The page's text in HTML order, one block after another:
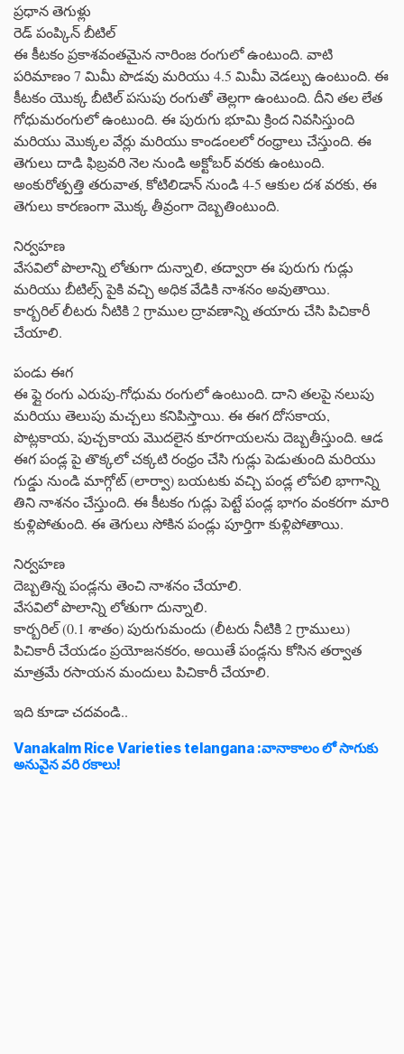
ప్రధాన తెగుళ్లు
రెడ్ పంప్కిన్ బీటిల్
ఈ కీటకం ప్రకాశవంతమైన నారింజ రంగులో ఉంటుంది. వాటి
పరిమాణం 7 మిమీ పొడవు మరియు 4.5 మిమీ వెడల్పు ఉంటుంది. ఈ
కీటకం యొక్క బీటిల్ పసుపు రంగుతో తెల్లగా ఉంటుంది. దీని తల లేత
గోధుమరంగులో ఉంటుంది. ఈ పురుగు భూమి క్రింద నివసిస్తుంది
మరియు మొక్కల వేర్లు మరియు కాండంలలో రంధ్రాలు చేస్తుంది. ఈ
తెగులు దాడి ఫిబ్రవరి నెల నుండి అక్టోబర్ వరకు ఉంటుంది.
అంకురోత్పత్తి తరువాత, కోటిలిడాన్ నుండి 4-5 ఆకుల దశ వరకు, ఈ
తెగులు కారణంగా మొక్క తీవ్రంగా దెబ్బతింటుంది.
నిర్వహణ
వేసవిలో పొలాన్ని లోతుగా దున్నాలి, తద్వారా ఈ పురుగు గుడ్లు
మరియు బీటిల్స్ పైకి వచ్చి అధిక వేడికి నాశనం అవుతాయి.
కార్బరిల్ లీటరు నీటికి 2 గ్రాముల ద్రావణాన్ని తయారు చేసి పిచికారీ
చేయాలి.
పండు ఈగ
ఈ ఫ్లై రంగు ఎరుపు-గోధుమ రంగులో ఉంటుంది. దాని తలపై నలుపు
మరియు తెలుపు మచ్చలు కనిపిస్తాయి. ఈ ఈగ దోసకాయ,
పొట్లకాయ, పుచ్చకాయ మొదలైన కూరగాయలను దెబ్బతీస్తుంది. ఆడ
ఈగ పండ్ల పై తొక్కలో చక్కటి రంధ్రం చేసి గుడ్లు పెడుతుంది మరియు
గుడ్డు నుండి మాగ్గోట్ (లార్వా) బయటకు వచ్చి పండ్ల లోపలి భాగాన్ని
తిని నాశనం చేస్తుంది. ఈ కీటకం గుడ్లు పెట్టే పండ్ల భాగం వంకరగా మారి
కుళ్లిపోతుంది. ఈ తెగులు సోకిన పండ్లు పూర్తిగా కుళ్లిపోతాయి.
నిర్వహణ
దెబ్బతిన్న పండ్లను తెంచి నాశనం చేయాలి.
వేసవిలో పొలాన్ని లోతుగా దున్నాలి.
కార్బరిల్ (0.1 శాతం) పురుగుమందు (లీటరు నీటికి 2 గ్రాములు)
పిచికారీ చేయడం ప్రయోజనకరం, అయితే పండ్లను కోసిన తర్వాత
మాత్రమే రసాయన మందులు పిచికారీ చేయాలి.
ఇది కూడా చదవండి..
Vanakalm Rice Varieties telangana :వానాకాలం లో సాగుకు
అనువైన వరి రకాలు!